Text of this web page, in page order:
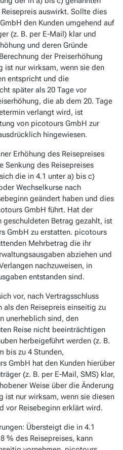
auswirkt. Sollte dies
den Kunden umgehend auf
(z. B. per E-Mail) klar und
und deren Gründe
der Preiserhöhung
ist nur wirksam, wenn sie den
entspricht und die
später als 20 Tage vor
die ab dem 20. Tage
verlangt wird, ist
von picotours GmbH zur
hingewiesen.
Erhöhung des Reisepreises
Senkung des Reisepreises
die in 4.1 unter a) bis c)
Wechselkurse nach
geändert haben und dies
GmbH führt. Hat der
geschuldeten Betrag gezahlt, ist
GmbH zu erstatten. picotours
Mehrbetrag die ihr
abziehen und
nachzuweisen, in
entstanden sind.
vor, nach Vertragsschluss
den Reisepreis einseitig zu
unerheblich sind, den
Reise nicht beeinträchtigen
herbeigeführt werden (z. B.
bis zu 4 Stunden,
GmbH hat den Kunden hierüber
(z. B. per E-Mail, SMS) klar,
Weise über die Änderung
ist nur wirksam, wenn sie diesen
vor Reisebeginn erklärt wird.
Übersteigt die in 4.1
% des Reisepreises, kann